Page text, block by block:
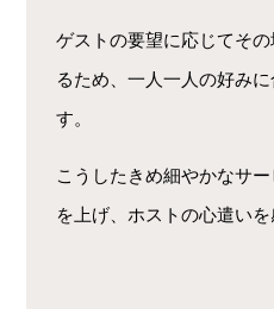
ゲストの要望に応じてそ
るため、一人一人の好み
す。
こうしたきめ細やかなサ
を上げ、ホストの心遣いを